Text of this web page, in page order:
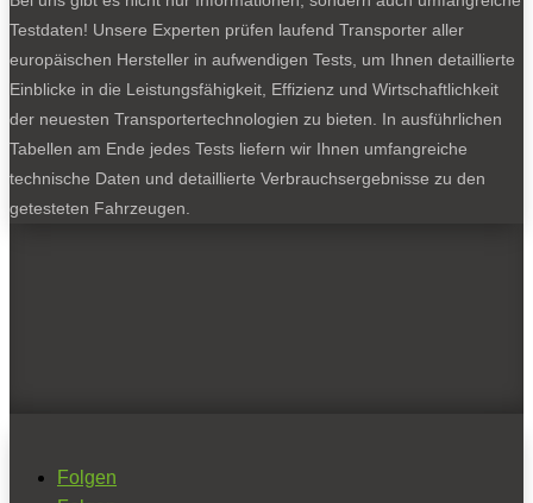
Testdaten! Unsere Experten prüfen laufend Transporter aller
europäischen Hersteller in aufwendigen Tests, um Ihnen detaillierte
Einblicke in die Leistungsfähigkeit, Effizienz und Wirtschaftlichkeit
der neuesten Transportertechnologien zu bieten. In ausführlichen
Tabellen am Ende jedes Tests liefern wir Ihnen umfangreiche
technische Daten und detaillierte Verbrauchsergebnisse zu den
getesteten Fahrzeugen.
Folgen